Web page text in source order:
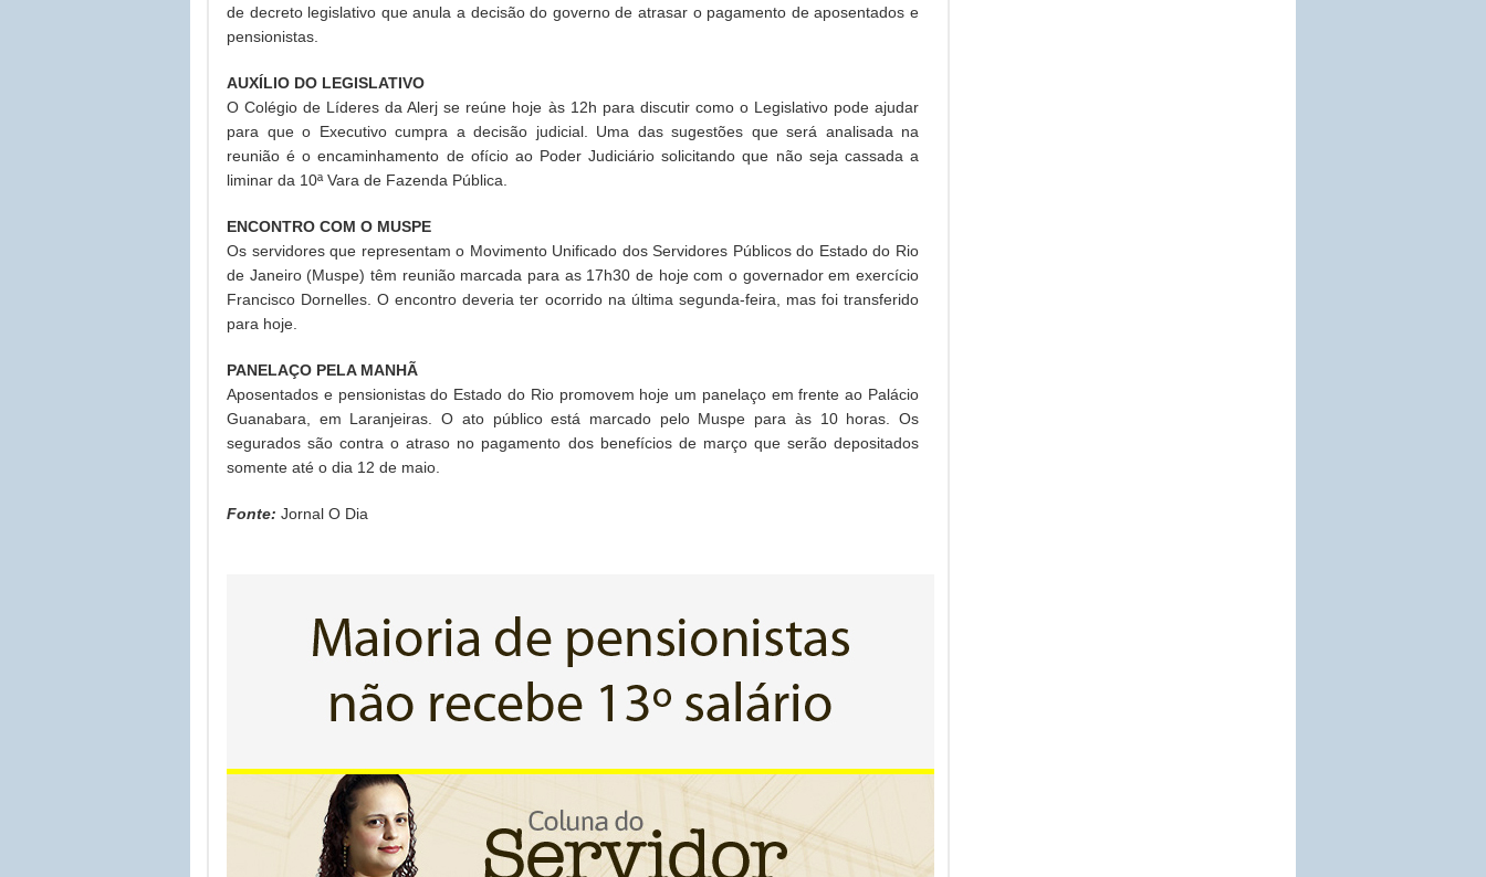
de decreto legislativo que anula a decisão do governo de atrasar o pagamento de aposentados e
pensionistas.
AUXÍLIO DO LEGISLATIVO
O Colégio de Líderes da Alerj se reúne hoje às 12h para discutir como o Legislativo pode ajudar
para que o Executivo cumpra a decisão judicial. Uma das sugestões que será analisada na
reunião é o encaminhamento de ofício ao Poder Judiciário solicitando que não seja cassada a
liminar da 10ª Vara de Fazenda Pública.
ENCONTRO COM O MUSPE
Os servidores que representam o Movimento Unificado dos Servidores Públicos do Estado do Rio
de Janeiro (Muspe) têm reunião marcada para as 17h30 de hoje com o governador em exercício
Francisco Dornelles. O encontro deveria ter ocorrido na última segunda-feira, mas foi transferido
para hoje.
PANELAÇO PELA MANHÃ
Aposentados e pensionistas do Estado do Rio promovem hoje um panelaço em frente ao Palácio
Guanabara, em Laranjeiras. O ato público está marcado pelo Muspe para às 10 horas. Os
segurados são contra o atraso no pagamento dos benefícios de março que serão depositados
somente até o dia 12 de maio.
Fonte: Jornal O Dia